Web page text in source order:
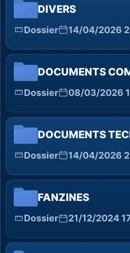
DIVERS
Dossier 14/04/2026
DOCUMENTS
Dossier 08/03/2026
DOCUMENTS
Dossier 14/04/2026
FANZINES
Dossier 21/12/2024